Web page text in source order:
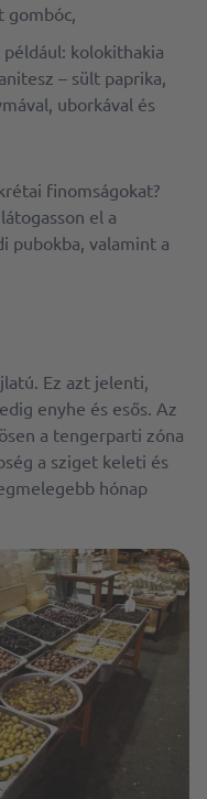
gombóc,
kolokithakia
– sült paprika,
uborkával és
finomságokat?
el a
pubokba, valamint a
Ez azt jelenti,
enyhe és esős. Az
a tengerparti zóna
a sziget keleti és
hónap